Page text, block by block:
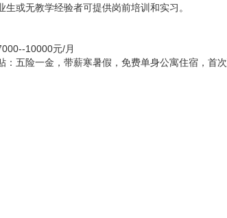
生或无教学经验者可提供岗前培训和实习。
10000元/月
：五险一金，带薪寒暑假，免费单身公寓住宿，首